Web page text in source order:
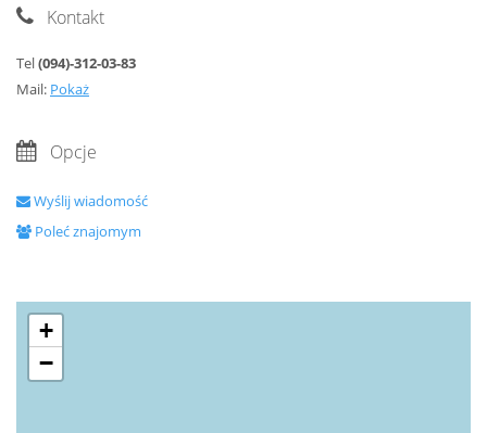
Kontakt
Tel(094)-312-03-83
Mail: Pokaż
Opcje
Wyślij wiadomość
Poleć znajomym
+
−